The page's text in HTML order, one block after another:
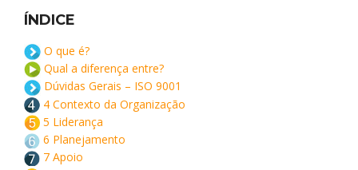
ÍNDICE
O que é?
Qual a diferença entre?
Dúvidas Gerais – ISO 9001
4 Contexto da Organização
5 Liderança
6 Planejamento
7 Apoio